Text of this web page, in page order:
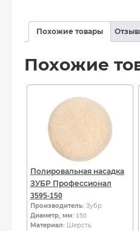
Похожие товары
Похожие
Полировальная насадка
ЗУБР Профессионал
3595-150
Производитель: Зубр
Диаметр, мм: 150
Материал: Шерсть